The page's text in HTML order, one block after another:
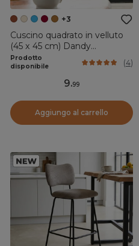
+3
Cuscino quadrato in velluto
(45 x 45 cm) Dandy
Terracotta
Prodotto
disponibile
(4)
9.99
Aggiungo al carrello